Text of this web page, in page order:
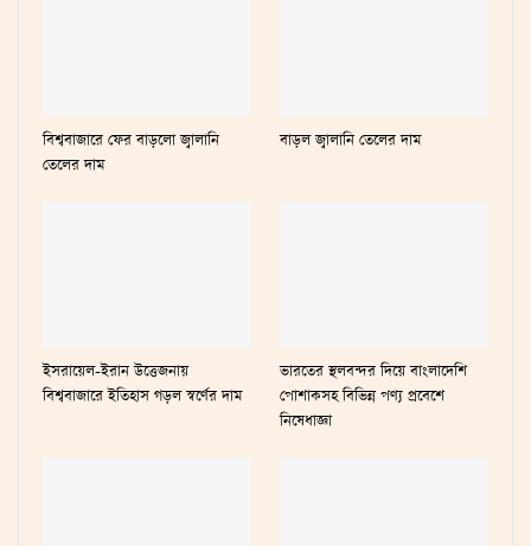
বিশ্ববাজারে ফের বাড়লো জ্বালানি
তেলের দাম
বাড়ল জ্বালানি তেলের দাম
ইসরায়েল-ইরান উত্তেজনায়
বিশ্ববাজারে ইতিহাস গড়ল স্বর্ণের দাম
ভারতের স্থলবন্দর দিয়ে বাংলাদেশি
পোশাকসহ বিভিন্ন পণ্য প্রবেশে
নিষেধাজ্ঞা